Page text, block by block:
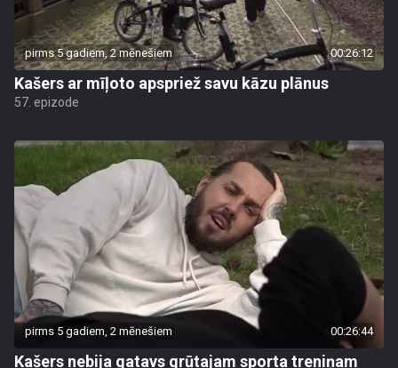
pirms 5 gadiem, 2 mēnešiem 00:26:12
Kašers ar mīļoto apspriež savu kāzu plānus
57. epizode
pirms 5 gadiem, 2 mēnešiem 00:26:44
Kašers nebija gatavs grūtajam sporta treniņam